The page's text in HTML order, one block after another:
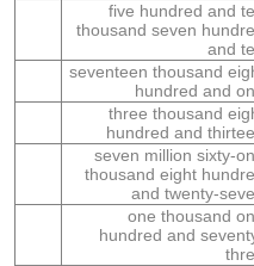
five hundred and
thousand seven
and
seventeen thousand
hundred and
three thousand
hundred and
seven million sixty-
thousand eight
and twenty-
one thousand
hundred and